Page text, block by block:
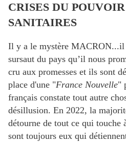
CRISES DU
SANITAIRES
Il y a le mystère MACRON...il
sursaut du pays qu’il nous
cru aux promesses et ils sont
place d'une "France Nouvelle"
français constate tout autre
désillusion. En 2022, la
détourne de tout ce qui
sont toujours eux qui